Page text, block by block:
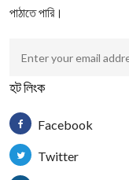
পাঠাতে পারি।
হট লিংক
Facebook
Twitter